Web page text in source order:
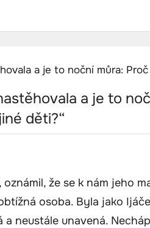
a je to
děti?“
oznámil, že se k nám jeho
osoba. Byla jako
neustále unavená.